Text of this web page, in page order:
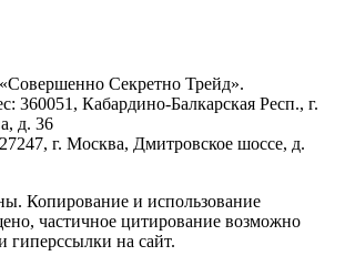
Секретно Трейд».
360051, Кабардино-Балкарская Респ., г.
д. 36
г. Москва, Дмитровское шоссе, д.
Копирование и использование
частичное цитирование возможно
гиперссылки на сайт.